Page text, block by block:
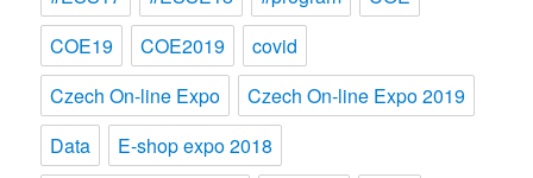
COE19
COE2019
covid
Czech On-line Expo
Czech On-line Expo 2019
Data
E-shop expo 2018